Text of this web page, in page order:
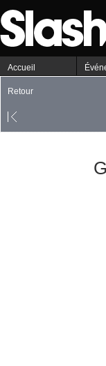
Accueil
Retour